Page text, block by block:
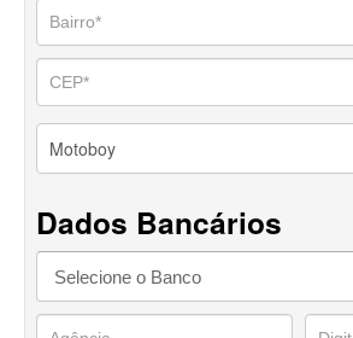
Dados Bancários